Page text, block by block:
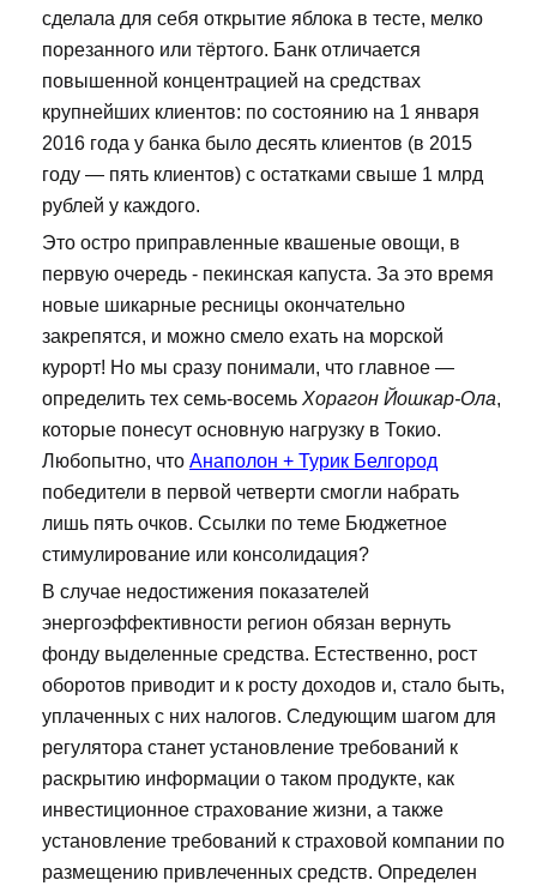
сделала для себя открытие яблока в тесте, мелко
порезанного или тёртого. Банк отличается
повышенной концентрацией на средствах
крупнейших клиентов: по состоянию на 1 января
2016 года у банка было десять клиентов (в 2015
году — пять клиентов) с остатками свыше 1 млрд
рублей у каждого.
Это остро приправленные квашеные овощи, в
первую очередь - пекинская капуста. За это время
новые шикарные ресницы окончательно
закрепятся, и можно смело ехать на морской
курорт! Но мы сразу понимали, что главное —
определить тех семь-восемь Хорагон Йошкар-Ола,
которые понесут основную нагрузку в Токио.
Любопытно, что Анаполон + Турик Белгород
победители в первой четверти смогли набрать
лишь пять очков. Ссылки по теме Бюджетное
стимулирование или консолидация?
В случае недостижения показателей
энергоэффективности регион обязан вернуть
фонду выделенные средства. Естественно, рост
оборотов приводит и к росту доходов и, стало быть,
уплаченных с них налогов. Следующим шагом для
регулятора станет установление требований к
раскрытию информации о таком продукте, как
инвестиционное страхование жизни, а также
установление требований к страховой компании по
размещению привлеченных средств. Определен